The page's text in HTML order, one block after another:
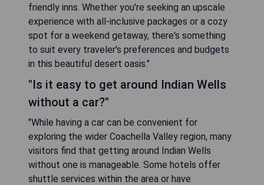
friendly inns. Whether you're seeking an upscale
experience with all-inclusive packages or a cozy
spot for a weekend getaway, there's something
to suit every traveler's preferences and budgets
in this beautiful desert oasis."
"Is it easy to get around Indian Wells
without a car?"
"While having a car can be convenient for
exploring the wider Coachella Valley region, many
visitors find that getting around Indian Wells
without one is manageable. Some hotels offer
shuttle services within the area or have